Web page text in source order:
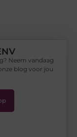
Neem vandaag
blog voor jou